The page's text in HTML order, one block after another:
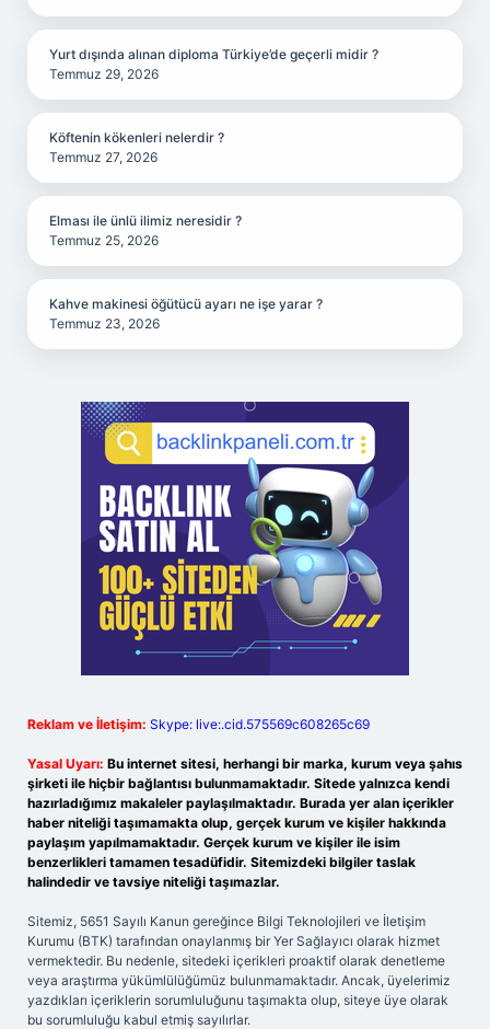
Yurt dışında alınan diploma Türkiye’de geçerli midir ?
Temmuz 29, 2026
Köftenin kökenleri nelerdir ?
Temmuz 27, 2026
Elması ile ünlü ilimiz neresidir ?
Temmuz 25, 2026
Kahve makinesi öğütücü ayarı ne işe yarar ?
Temmuz 23, 2026
Reklam ve İletişim: Skype: live:.cid.575569c608265c69
Yasal Uyarı: Bu internet sitesi, herhangi bir marka, kurum veya şahıs
şirketi ile hiçbir bağlantısı bulunmamaktadır. Sitede yalnızca kendi
hazırladığımız makaleler paylaşılmaktadır. Burada yer alan içerikler
haber niteliği taşımamakta olup, gerçek kurum ve kişiler hakkında
paylaşım yapılmamaktadır. Gerçek kurum ve kişiler ile isim
benzerlikleri tamamen tesadüfidir. Sitemizdeki bilgiler taslak
halindedir ve tavsiye niteliği taşımazlar.
Sitemiz, 5651 Sayılı Kanun gereğince Bilgi Teknolojileri ve İletişim
Kurumu (BTK) tarafından onaylanmış bir Yer Sağlayıcı olarak hizmet
vermektedir. Bu nedenle, sitedeki içerikleri proaktif olarak denetleme
veya araştırma yükümlülüğümüz bulunmamaktadır. Ancak, üyelerimiz
yazdıkları içeriklerin sorumluluğunu taşımakta olup, siteye üye olarak
bu sorumluluğu kabul etmiş sayılırlar.